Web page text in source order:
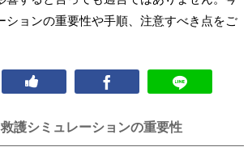
ションの重要性や手順、注意すべき点をご
護シミュレーションの重要性